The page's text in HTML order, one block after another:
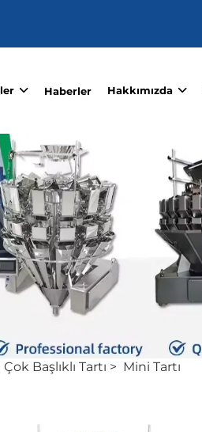
Haberler Hakkımızda
Çok Başlıklı Tartı > Mini Tartı